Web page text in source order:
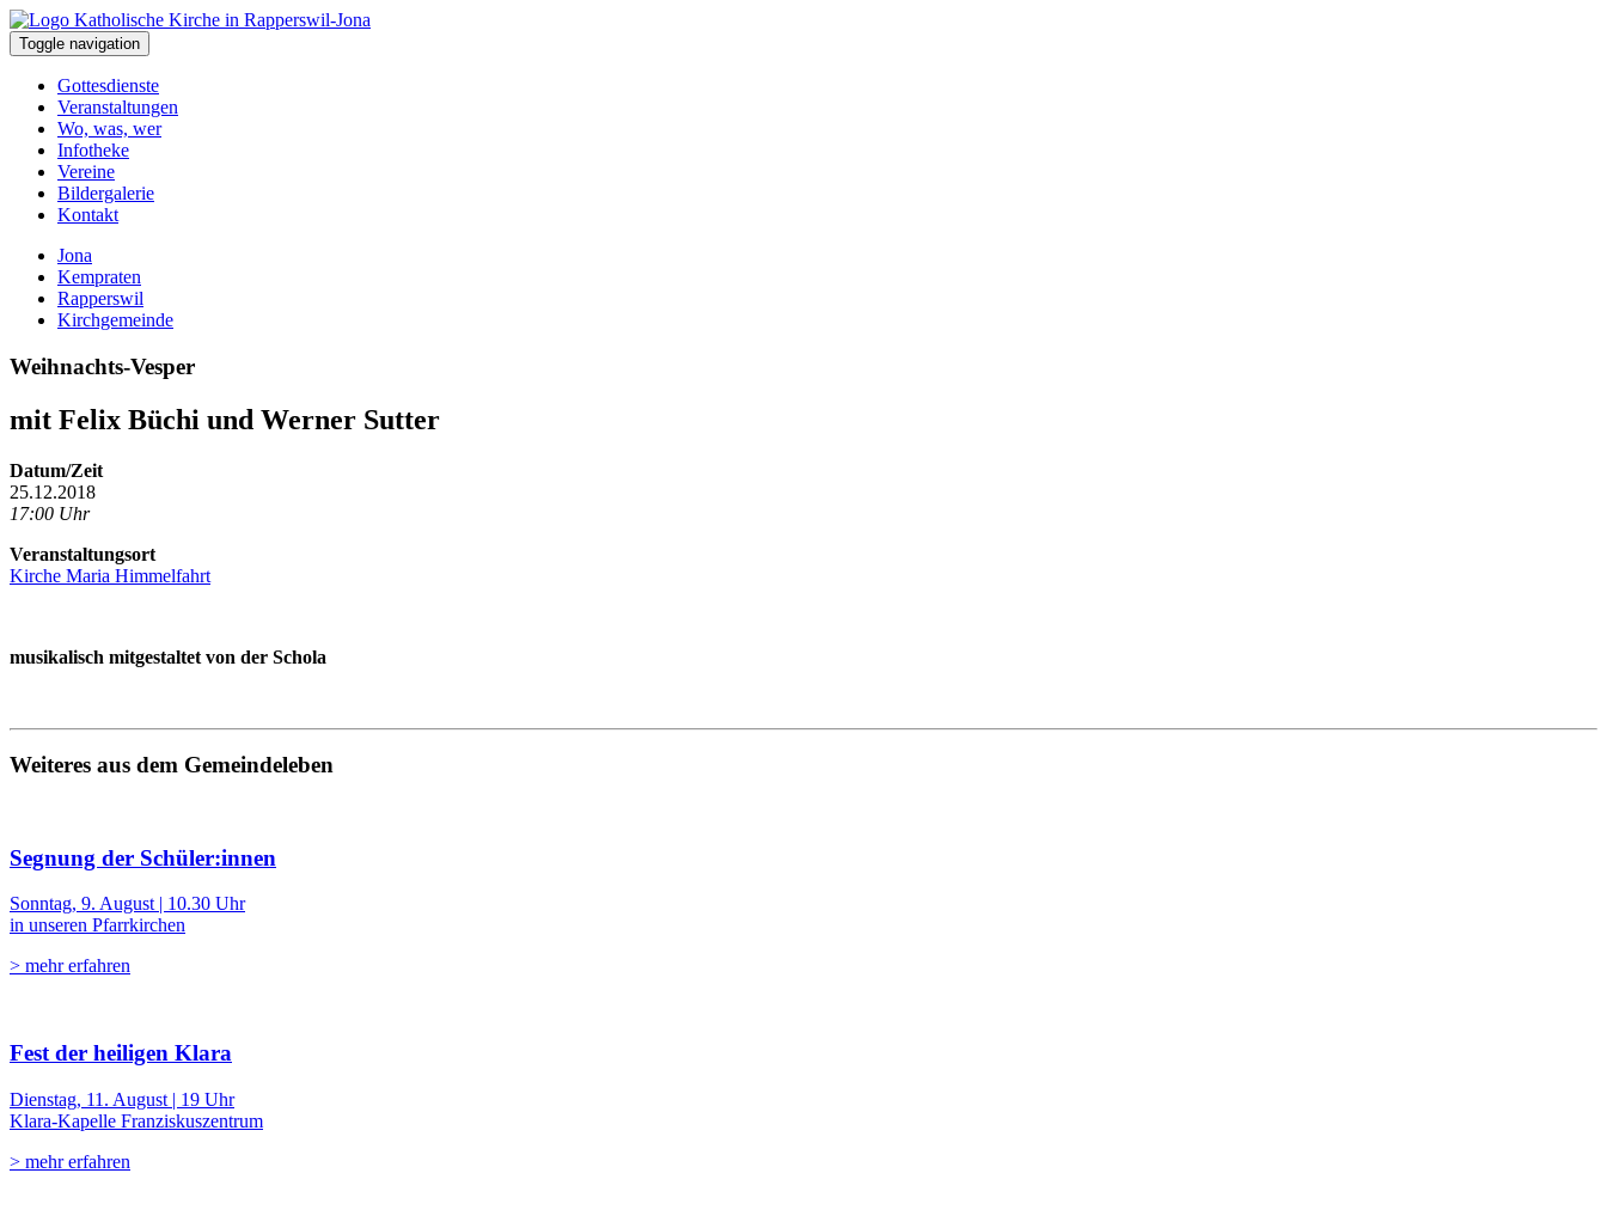
Toggle navigation
Gottesdienste
Veranstaltungen
Wo, was, wer
Infotheke
Vereine
Bildergalerie
Kontakt
Jona
Kempraten
Rapperswil
Kirchgemeinde
Weihnachts-Vesper
mit Felix Büchi und Werner Sutter
Datum/Zeit
25.12.2018
17:00 Uhr
Veranstaltungsort
Kirche Maria Himmelfahrt
musikalisch mitgestaltet von der Schola
Weiteres aus dem Gemeindeleben
Segnung der Schüler:innen
Sonntag, 9. August | 10.30 Uhr
in unseren Pfarrkirchen
> mehr erfahren
Fest der heiligen Klara
Dienstag, 11. August | 19 Uhr
Klara-Kapelle Franziskuszentrum
> mehr erfahren